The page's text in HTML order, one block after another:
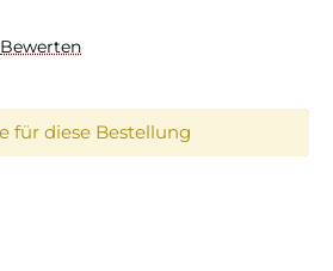
Bewerten
für diese Bestellung